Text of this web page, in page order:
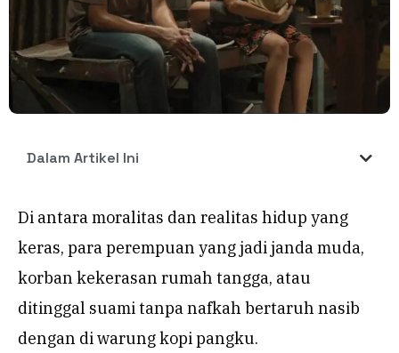
Dalam Artikel Ini
Di antara moralitas dan realitas hidup yang
keras, para perempuan yang jadi janda muda,
korban kekerasan rumah tangga, atau
ditinggal suami tanpa nafkah bertaruh nasib
dengan di warung kopi pangku.